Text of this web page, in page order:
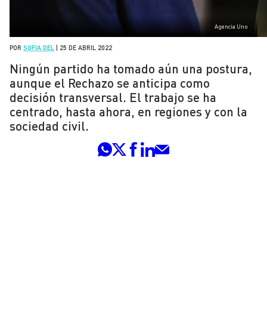
Agencia Uno
POR SOFIA DEL 25 DE ABRIL 2022
Ningún partido ha tomado aún una postura,
aunque el Rechazo se anticipa como
decisión transversal. El trabajo se ha
centrado, hasta ahora, en regiones y con la
sociedad civil.